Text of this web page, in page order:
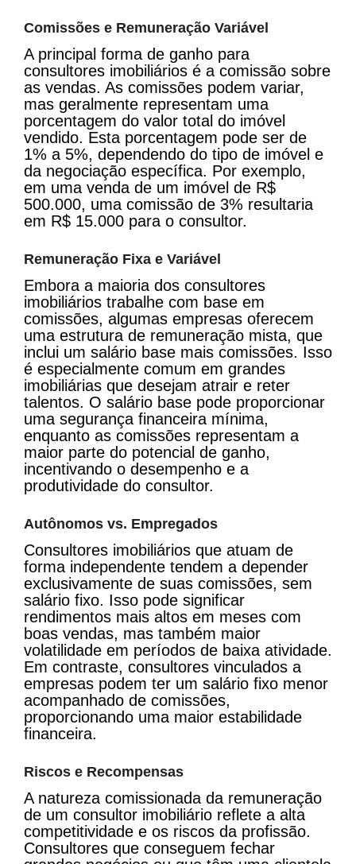
Comissões e Remuneração Variável
A principal forma de ganho para
consultores imobiliários é a comissão sobre
as vendas. As comissões podem variar,
mas geralmente representam uma
porcentagem do valor total do imóvel
vendido. Esta porcentagem pode ser de
1% a 5%, dependendo do tipo de imóvel e
da negociação específica. Por exemplo,
em uma venda de um imóvel de R$
500.000, uma comissão de 3% resultaria
em R$ 15.000 para o consultor​​.
Remuneração Fixa e Variável
Embora a maioria dos consultores
imobiliários trabalhe com base em
comissões, algumas empresas oferecem
uma estrutura de remuneração mista, que
inclui um salário base mais comissões. Isso
é especialmente comum em grandes
imobiliárias que desejam atrair e reter
talentos. O salário base pode proporcionar
uma segurança financeira mínima,
enquanto as comissões representam a
maior parte do potencial de ganho,
incentivando o desempenho e a
produtividade do consultor​​.
Autônomos vs. Empregados
Consultores imobiliários que atuam de
forma independente tendem a depender
exclusivamente de suas comissões, sem
salário fixo. Isso pode significar
rendimentos mais altos em meses com
boas vendas, mas também maior
volatilidade em períodos de baixa atividade.
Em contraste, consultores vinculados a
empresas podem ter um salário fixo menor
acompanhado de comissões,
proporcionando uma maior estabilidade
financeira​​.
Riscos e Recompensas
A natureza comissionada da remuneração
de um consultor imobiliário reflete a alta
competitividade e os riscos da profissão.
Consultores que conseguem fechar